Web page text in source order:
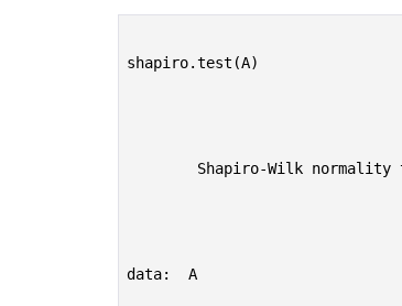
shapiro.test(A)
Shapiro-Wilk normality
data:  A